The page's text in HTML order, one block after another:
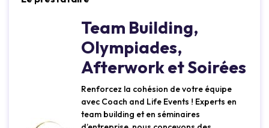
Team Building,
Olympiades,
Afterwork et Soirées
Renforcez la cohésion de votre équipe
avec Coach and Life Events ! Experts en
team building et en séminaires